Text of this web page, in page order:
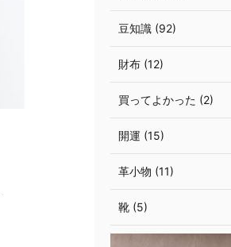
豆知識 (92)
財布 (12)
買ってよかった (2)
開運 (15)
革小物 (11)
靴 (5)